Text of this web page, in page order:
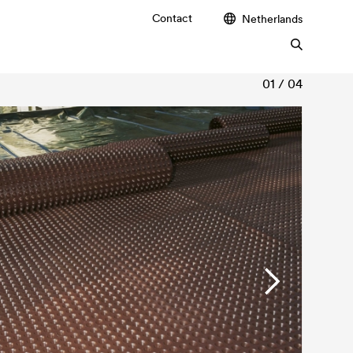
Contact Netherlands
01 / 04